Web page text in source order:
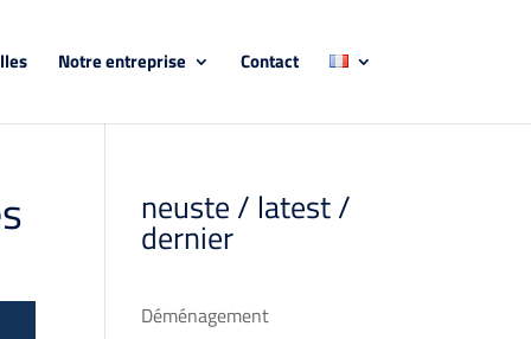
Notre entreprise Contact
neuste / latest /
dernier
Déménagement